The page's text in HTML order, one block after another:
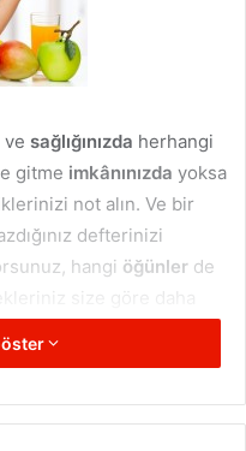
ve sağlığınızda herhangi
gitme imkânınızda yoksa
not alın. Ve bir
defterinizi
hangi öğünler de
size göre daha
girişin öncelikle.